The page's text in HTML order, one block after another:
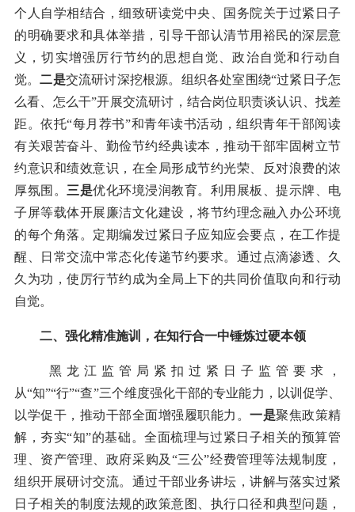
个人自学相结合，细致研读党中央、国务院关于过紧日子
的明确要求和具体举措，引导干部认清节用裕民的深层意
义，切实增强厉行节约的思想自觉、政治自觉和行动自
觉。二是交流研讨深挖根源。组织各处室围绕“过紧日子怎
么看、怎么干”开展交流研讨，结合岗位职责谈认识、找差
距。依托“每月荐书”和青年读书活动，组织青年干部阅读
有关艰苦奋斗、勤俭节约经典读本，推动干部牢固树立节
约意识和绩效意识，在全局形成节约光荣、反对浪费的浓
厚氛围。 三是优化环境浸润教育。利用展板、提示牌、电
子屏等载体开展廉洁文化建设，将节约理念融入办公环境
的每个角落。定期编发过紧日子应知应会要点，在工作提
醒、日常交流中常态化传递节约要求。通过点滴渗透、久
久为功，使厉行节约成为全局上下的共同价值取向和行动
自觉。
二、强化精准施训，在知行合一中锤炼过硬本领
黑龙江监管局紧扣过紧日子监管要求，
从“知”“行”“查”三个维度强化干部的专业能力，以训促学、
以学促干，推动干部全面增强履职能力。 一是聚焦政策精
解，夯实“知”的基础。全面梳理与过紧日子相关的预算管
理、资产管理、政府采购及“三公”经费管理等法规制度，
组织开展研讨交流。通过干部业务讲坛，讲解与落实过紧
日子相关的制度法规的政策意图、执行口径和典型问题，